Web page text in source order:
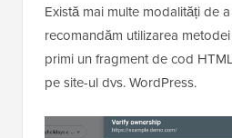
Există mai multe modalități de
recomandăm utilizarea
primi un fragment de cod
pe site-ul dvs. WordPress.